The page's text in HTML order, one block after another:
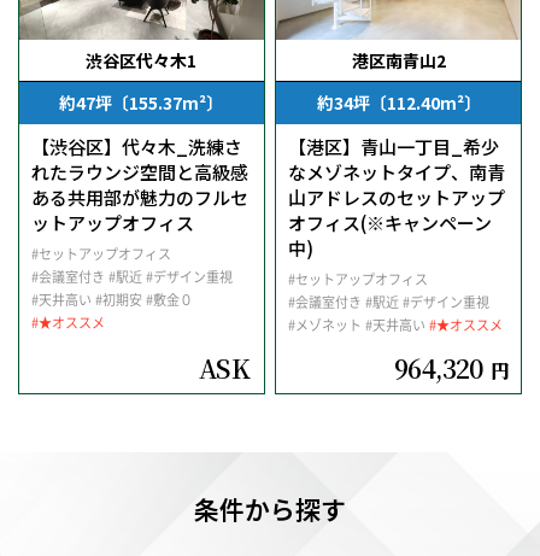
渋谷区代々木1
約47坪〔155.37m²〕
【渋谷区】代々木_洗練さ
れたラウンジ空間と高級感
ある共用部が魅力のフルセ
ットアップオフィス
#セットアップオフィス
#会議室付き #駅近 #デザイン重視
#天井高い #初期安 #敷金０
#★オススメ
ASK
港区南青山2
約34坪〔112.40m²〕
【港区】青山一丁目_希少
なメゾネットタイプ、南青
山アドレスのセットアップ
オフィス(※キャンペーン
中)
#セットアップオフィス
#会議室付き #駅近 #デザイン重視
#メゾネット #天井高い #★オススメ
964,320 円
条件から探す